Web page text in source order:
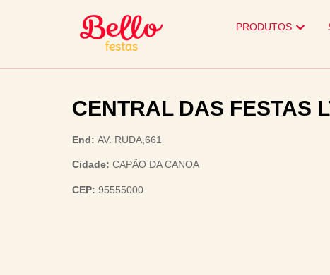
PRODUTOS
CENTRAL DAS FESTAS
End: AV. RUDA,661
Cidade: CAPÃO DA CANOA
CEP: 95555000